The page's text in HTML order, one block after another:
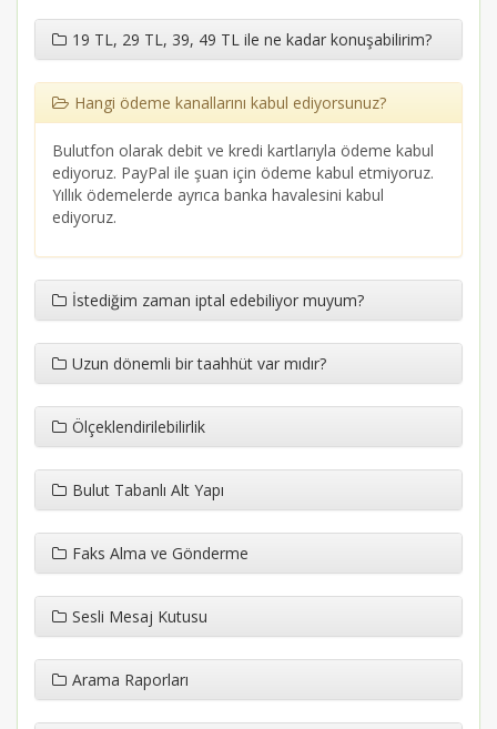
19 TL, 29 TL, 39, 49 TL ile ne kadar konuşabilirim?
Hangi ödeme kanallarını kabul ediyorsunuz?
Bulutfon olarak debit ve kredi kartlarıyla ödeme kabul
ediyoruz. PayPal ile şuan için ödeme kabul etmiyoruz.
Yıllık ödemelerde ayrıca banka havalesini kabul
ediyoruz.
İstediğim zaman iptal edebiliyor muyum?
Uzun dönemli bir taahhüt var mıdır?
Ölçeklendirilebilirlik
Bulut Tabanlı Alt Yapı
Faks Alma ve Gönderme
Sesli Mesaj Kutusu
Arama Raporları